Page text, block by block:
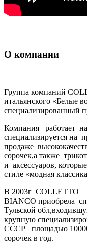
О компании
Группа компаний
итальянского «Белые
специализированный
Компания работает
специализируется на
продаже
сорочек,а также
и аксессуаров,
стиле «модная
В 2003г COLLETTO
BIANCO приобрела
Тульской
крупную
СССР площадью
сорочек в год.